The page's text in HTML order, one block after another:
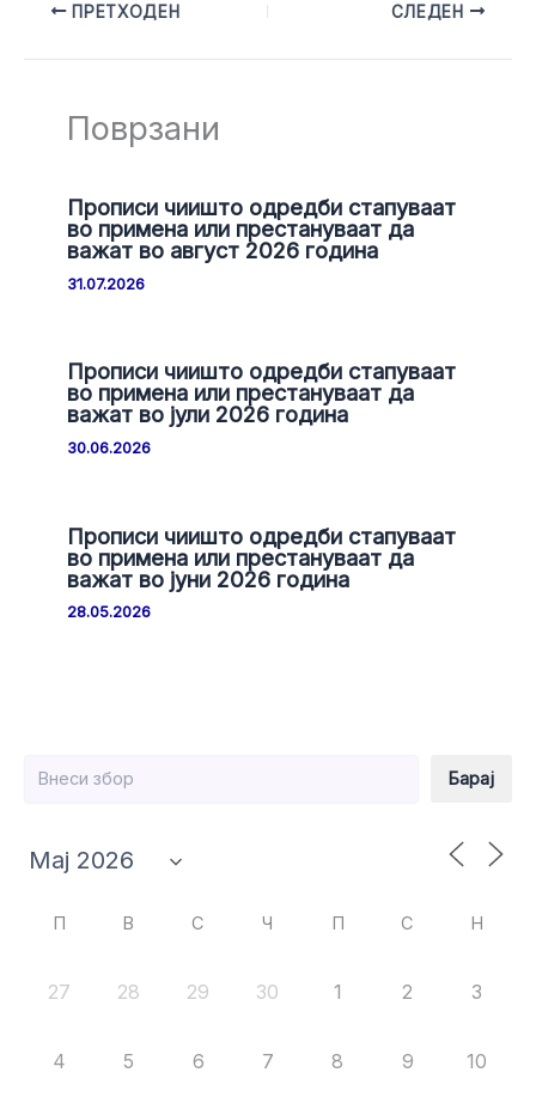
ПРЕТХОДЕН СЛЕДЕН
Поврзани
Прописи чиишто одредби стапуваат
во примена или престануваат да
важат во август 2026 година
31.07.2026
Прописи чиишто одредби стапуваат
во примена или престануваат да
важат во јули 2026 година
30.06.2026
Прописи чиишто одредби стапуваат
во примена или престануваат да
важат во јуни 2026 година
28.05.2026
Барај
П В С Ч П С Н
27 28 29 30 1 2 3
4 5 6 7 8 9 10